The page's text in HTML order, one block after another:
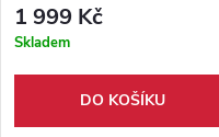
1 999 Kč
Skladem
DO KOŠÍKU